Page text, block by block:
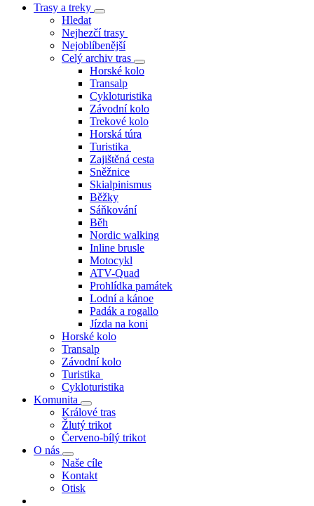
Trasy a treky
Hledat
Nejhezčí trasy
Nejoblíbenější
Celý archiv tras
Horské kolo
Transalp
Cykloturistika
Závodní kolo
Trekové kolo
Horská túra
Turistika
Zajištěná cesta
Sněžnice
Skialpinismus
Běžky
Sáňkování
Běh
Nordic walking
Inline brusle
Motocykl
ATV-Quad
Prohlídka památek
Lodní a kánoe
Padák a rogallo
Jízda na koni
Horské kolo
Transalp
Závodní kolo
Turistika
Cykloturistika
Komunita
Králové tras
Žlutý trikot
Červeno-bílý trikot
O nás
Naše cíle
Kontakt
Otisk